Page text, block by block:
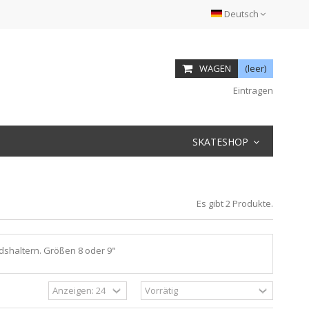
Deutsch
WAGEN
(leer)
Eintragen
SKATESHOP
Es gibt 2 Produkte.
Größen 8 oder 9"